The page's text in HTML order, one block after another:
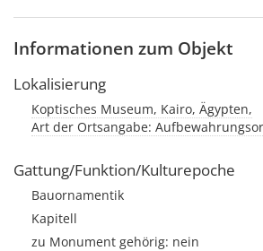
Informationen zum Objekt
Lokalisierung
Koptisches Museum, Kairo, Ägypten,
Art der Ortsangabe:
Gattung/Funktion/Kulturepoche
Bauornamentik
Kapitell
zu Monument gehörig: nein